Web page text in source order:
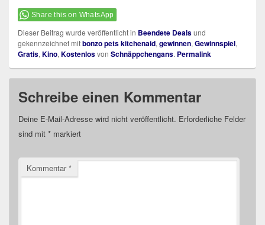
Share this on WhatsApp
Dieser Beitrag wurde veröffentlicht in Beendete Dealsund
gekennzeichnet mitbonzo pets kitchenaid, gewinnen, Gewinnspiel,
Gratis, Kino, Kostenlosvon Schnäppchengans. Permalink
Schreibe einen Kommentar
Deine E-Mail-Adresse wird nicht veröffentlicht. Erforderliche Felder
sind mit * markiert
Kommentar*